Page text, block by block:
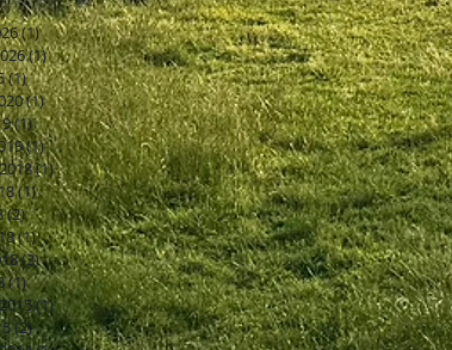
(1)1 post
(1)1 post
(1)1 post
(1)1 post
(1)1 post
(1)1 post
(1)1 post
(1)1 post
(2)2 post
(1)1 post
(3)3 post
(1)1 post
(1)1 post
(2)2 post